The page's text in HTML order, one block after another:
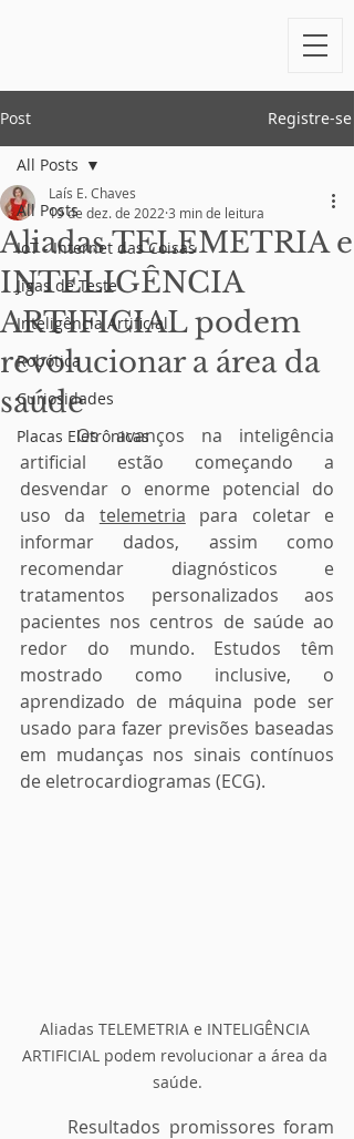
Post Registre-se
All Posts
IoT - Internet das Coisas
Jigas de Teste
Inteligência Artificial
Robótica
Curiosidades
Placas Eletrônicas
All Posts
Aliadas TELEMETRIA e
INTELIGÊNCIA
ARTIFICIAL podem
revolucionar a área da
saúde
Laís E. Chaves
19 de dez. de 2022 3 min de leitura
	Os avanços na inteligência
artificial estão começando a
desvendar o enorme potencial do
uso da telemetria para coletar e
informar dados, assim como
recomendar diagnósticos e
tratamentos personalizados aos
pacientes nos centros de saúde ao
redor do mundo. Estudos têm
mostrado como inclusive, o
aprendizado de máquina pode ser
usado para fazer previsões baseadas
em mudanças nos sinais contínuos
de eletrocardiogramas (ECG).
Aliadas TELEMETRIA e INTELIGÊNCIA
ARTIFICIAL podem revolucionar a área da
saúde.